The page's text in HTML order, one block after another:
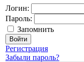
Логин:
Пароль:
Запомнить
Регистрация
Забыли пароль?